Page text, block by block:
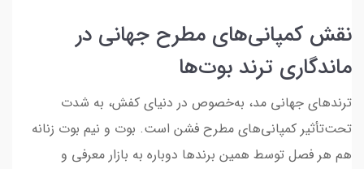
نقش کمپانی‌های مطرح جهانی در
ماندگاری ترند بوت‌ها
ترندهای جهانی مد، به‌خصوص در دنیای کفش، به شدت
تحت‌تأثیر کمپانی‌های مطرح فشن است. بوت و نیم بوت زنانه
هم هر فصل توسط همین برندها دوباره به بازار معرفی و